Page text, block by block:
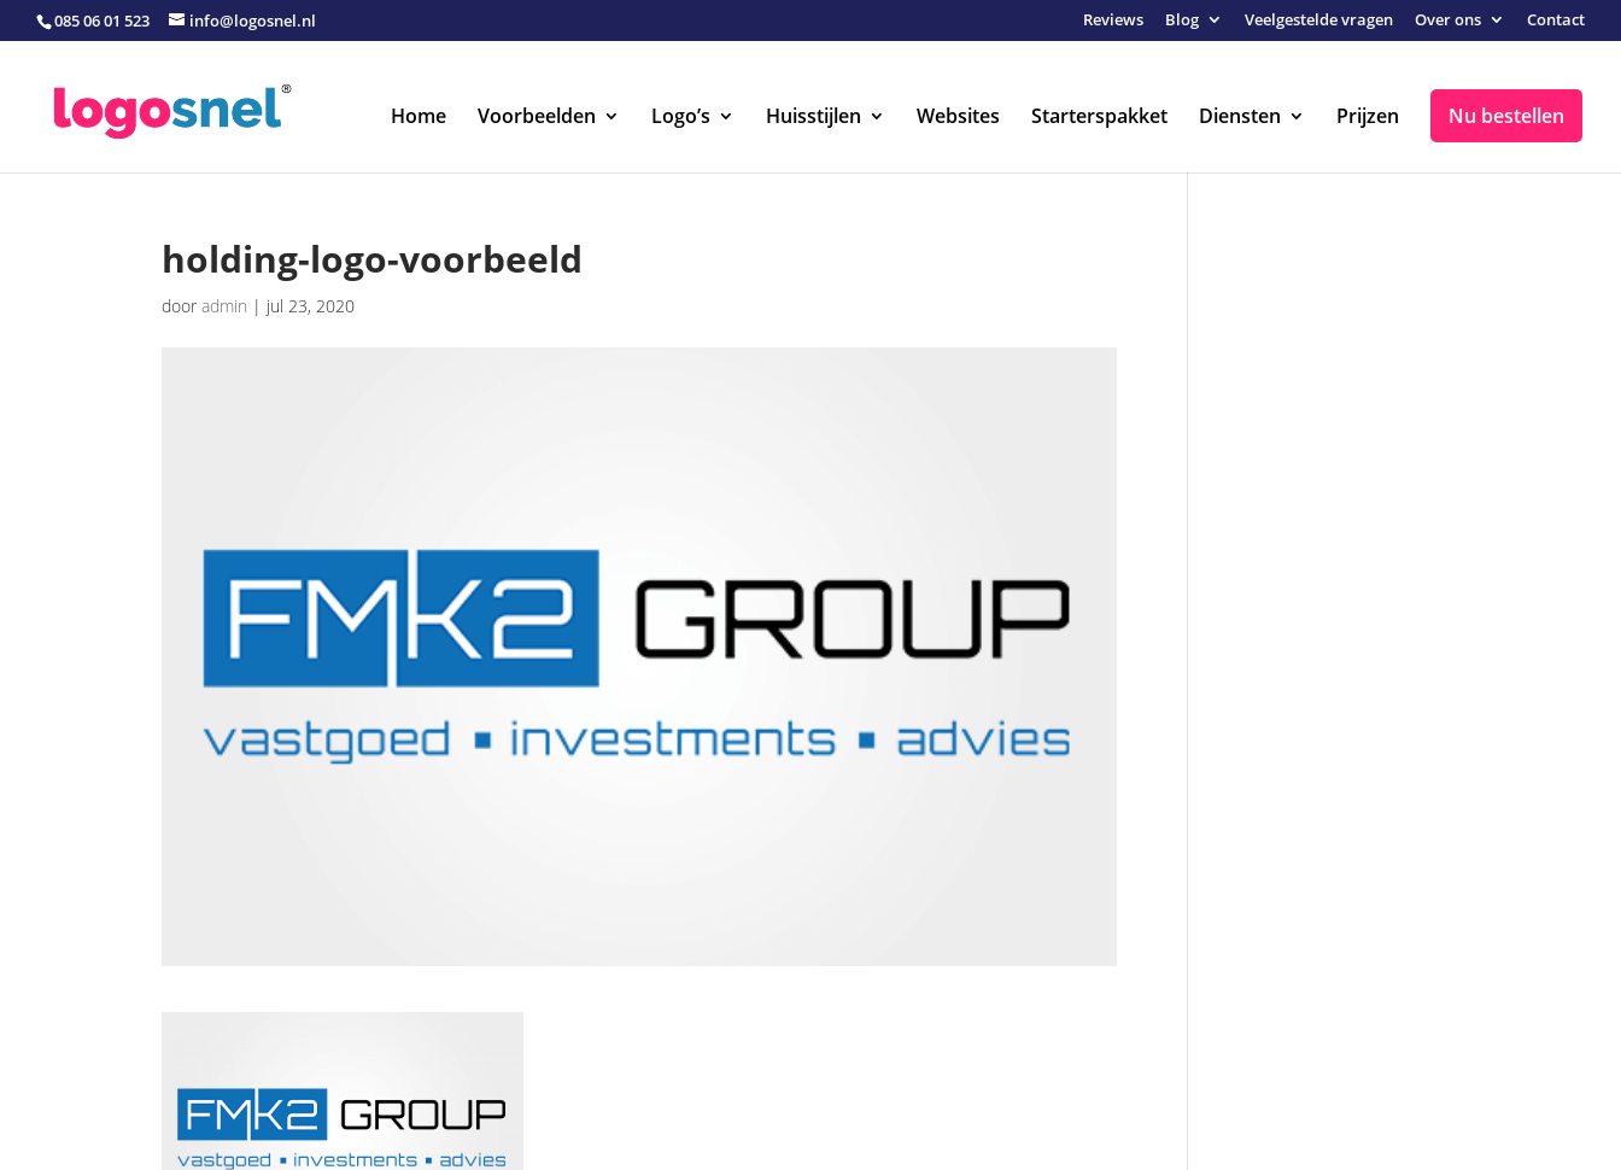
085 06 01 523 info@logosnel.nl Reviews Blog Veelgestelde vragen Over ons Contact
Home Voorbeelden Logo’s Huisstijlen Websites Starterspakket Diensten Prijzen Nu bestellen
holding-logo-voorbeeld
dooradmin | jul 23, 2020